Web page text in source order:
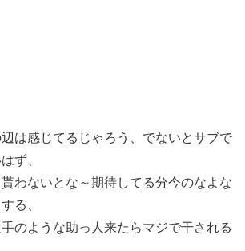
は感じてるじゃろう、でないとサブで
ず、
わないとな～期待してる分今のなよな
る、
のような助っ人来たらマジで干される